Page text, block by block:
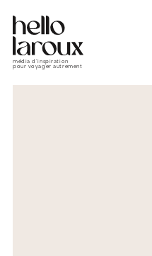
média d’inspiration
pour voyager autrement